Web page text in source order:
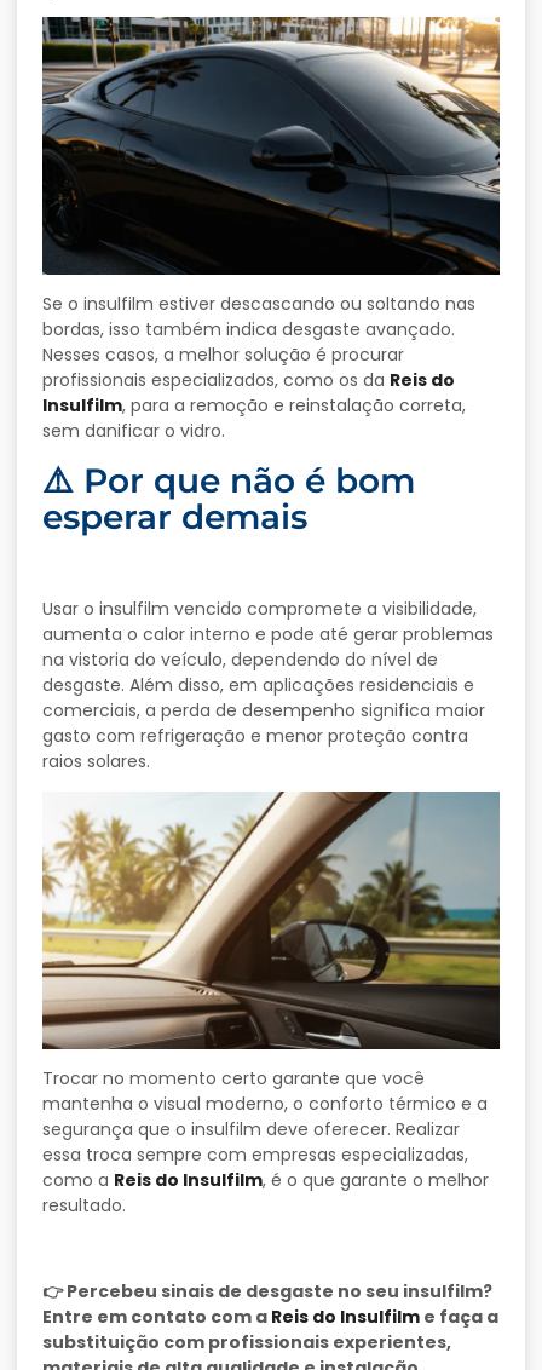
Se o insulfilm estiver descascando ou soltando nas
bordas, isso também indica desgaste avançado.
Nesses casos, a melhor solução é procurar
profissionais especializados, como os da Reis do
Insulfilm, para a remoção e reinstalação correta,
sem danificar o vidro.
⚠️ Por que não é bom
esperar demais
Usar o insulfilm vencido compromete a visibilidade,
aumenta o calor interno e pode até gerar problemas
na vistoria do veículo, dependendo do nível de
desgaste. Além disso, em aplicações residenciais e
comerciais, a perda de desempenho significa maior
gasto com refrigeração e menor proteção contra
raios solares.
Trocar no momento certo garante que você
mantenha o visual moderno, o conforto térmico e a
segurança que o insulfilm deve oferecer. Realizar
essa troca sempre com empresas especializadas,
como a Reis do Insulfilm, é o que garante o melhor
resultado.
👉 Percebeu sinais de desgaste no seu insulfilm?
Entre em contato com a Reis do Insulfilm e faça a
substituição com profissionais experientes,